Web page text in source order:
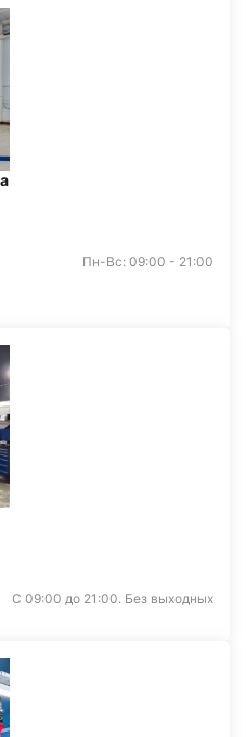
Пн-Вс: 09:00 - 21:00
С 09:00 до 21:00. Без выходных